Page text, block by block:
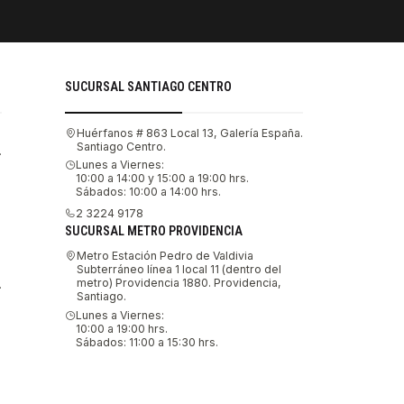
SUCURSAL SANTIAGO CENTRO
Huérfanos # 863 Local 13, Galería España.
Santiago Centro.
Lunes a Viernes:
10:00 a 14:00 y 15:00 a 19:00 hrs.
Sábados: 10:00 a 14:00 hrs.
2 3224 9178
SUCURSAL METRO PROVIDENCIA
Metro Estación Pedro de Valdivia
Subterráneo línea 1 local 11 (dentro del
metro) Providencia 1880. Providencia,
Santiago.
Lunes a Viernes:
10:00 a 19:00 hrs.
Sábados: 11:00 a 15:30 hrs.